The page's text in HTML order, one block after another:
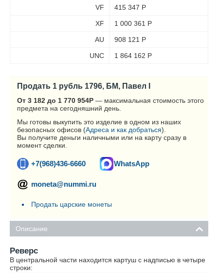
VF 415 347 Р
XF 1 000 361 Р
AU 908 121 Р
UNC 1 864 162 Р
Продать 1 рубль 1796, БМ, Павел I
От 3 182 до 1 770 954Р — максимальная стоимость этого
предмета на сегодняшний день.
Мы готовы выкупить это изделие в одном из наших
безопасных офисов (Адреса и как добраться).
Вы получите деньги наличными или на карту сразу в
момент сделки.
+7(968)436-6660 WhatsApp
moneta@nummi.ru
Продать царские монеты
Описание
Реверс
В центральной части находится картуш с надписью в четыре
строки: